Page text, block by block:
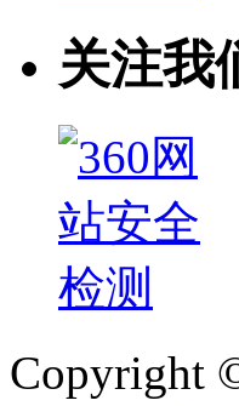
关注我
Copyright